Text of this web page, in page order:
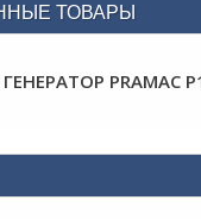
ТОВАРЫ
PRAMAC